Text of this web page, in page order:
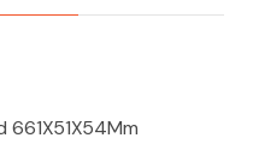
661X51X54Mm